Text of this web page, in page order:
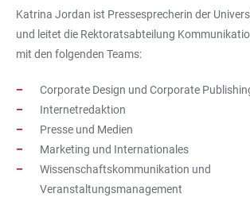
Katrina Jordan ist Pressesprecherin der
und leitet die Rektoratsabteilung
mit den folgenden Teams:
Corporate Design und Corporate
Internetredaktion
Presse und Medien
Marketing und Internationales
Wissenschaftskommunikation und
Veranstaltungsmanagement